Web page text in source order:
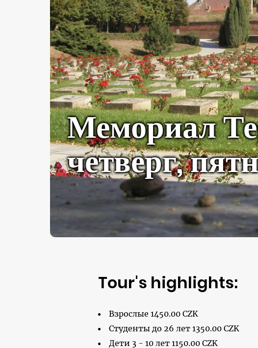
Мемориал
четверг,
Tour's highlights:
Взрослые 1450.00 CZK
Студенты до 26 лет 1350.00 CZK
Дети 3 - 10 лет 1150.00 CZK